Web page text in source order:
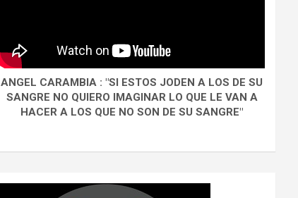
ANGEL CARAMBIA : "SI ESTOS JODEN A LOS DE SU
SANGRE NO QUIERO IMAGINAR LO QUE LE VAN A
HACER A LOS QUE NO SON DE SU SANGRE"